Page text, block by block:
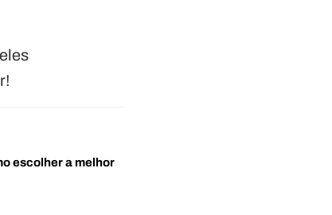
escolher a melhor